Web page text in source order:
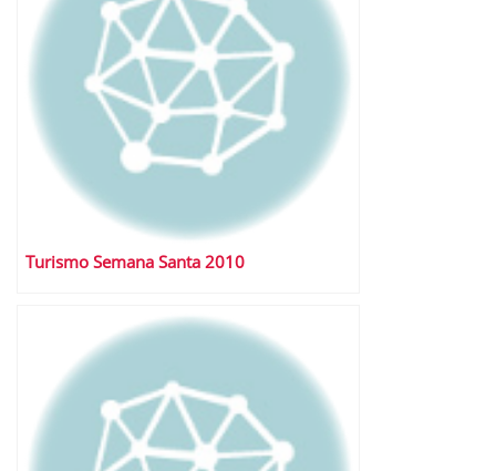
Turismo Semana Santa 2010